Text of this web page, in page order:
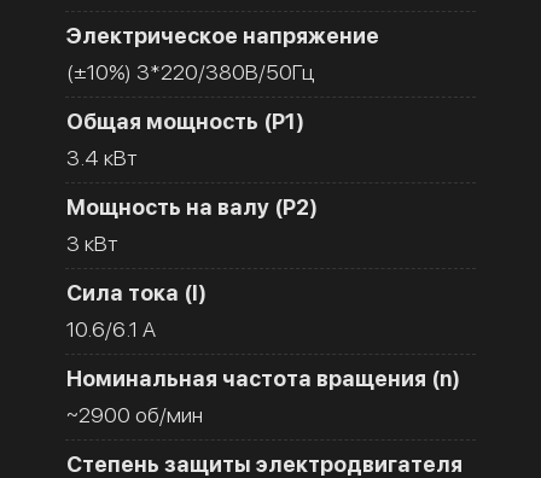
Электрическое напряжение
(±10%) 3*220/380В/50Гц
Общая мощность (Р1)
3.4 кВт
Мощность на валу (Р2)
3 кВт
Сила тока (I)
10.6/6.1 A
Номинальная частота вращения (n)
~2900 об/мин
Степень защиты электродвигателя